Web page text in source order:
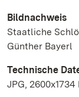
Bildnachweis
Staatliche
Günther Bayerl
Technische
JPG, 2600x1734